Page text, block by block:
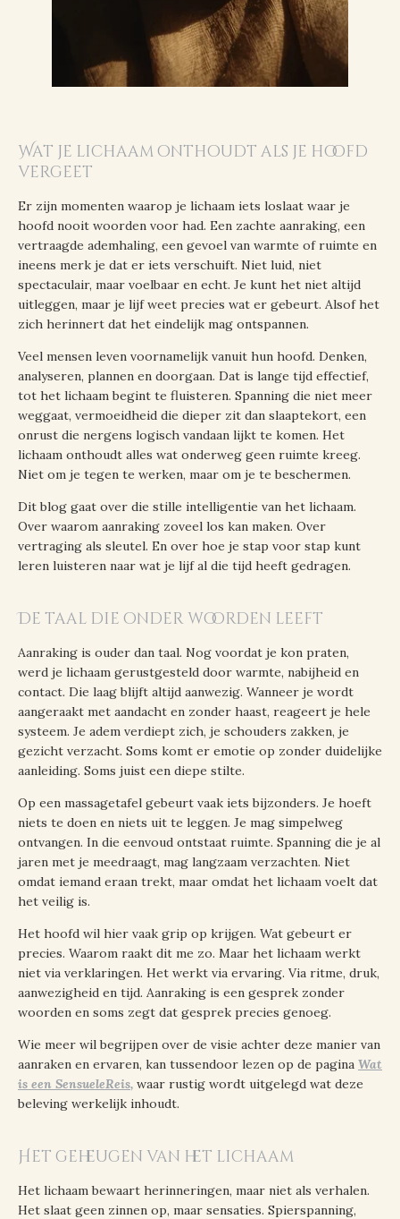
Wat je lichaam onthoudt als je hoofd
vergeet
Er zijn momenten waarop je lichaam iets loslaat waar je
hoofd nooit woorden voor had. Een zachte aanraking, een
vertraagde ademhaling, een gevoel van warmte of ruimte en
ineens merk je dat er iets verschuift. Niet luid, niet
spectaculair, maar voelbaar en echt. Je kunt het niet altijd
uitleggen, maar je lijf weet precies wat er gebeurt. Alsof het
zich herinnert dat het eindelijk mag ontspannen.
Veel mensen leven voornamelijk vanuit hun hoofd. Denken,
analyseren, plannen en doorgaan. Dat is lange tijd effectief,
tot het lichaam begint te fluisteren. Spanning die niet meer
weggaat, vermoeidheid die dieper zit dan slaaptekort, een
onrust die nergens logisch vandaan lijkt te komen. Het
lichaam onthoudt alles wat onderweg geen ruimte kreeg.
Niet om je tegen te werken, maar om je te beschermen.
Dit blog gaat over die stille intelligentie van het lichaam.
Over waarom aanraking zoveel los kan maken. Over
vertraging als sleutel. En over hoe je stap voor stap kunt
leren luisteren naar wat je lijf al die tijd heeft gedragen.
De taal die onder woorden leeft
Aanraking is ouder dan taal. Nog voordat je kon praten,
werd je lichaam gerustgesteld door warmte, nabijheid en
contact. Die laag blijft altijd aanwezig. Wanneer je wordt
aangeraakt met aandacht en zonder haast, reageert je hele
systeem. Je adem verdiept zich, je schouders zakken, je
gezicht verzacht. Soms komt er emotie op zonder duidelijke
aanleiding. Soms juist een diepe stilte.
Op een massagetafel gebeurt vaak iets bijzonders. Je hoeft
niets te doen en niets uit te leggen. Je mag simpelweg
ontvangen. In die eenvoud ontstaat ruimte. Spanning die je al
jaren met je meedraagt, mag langzaam verzachten. Niet
omdat iemand eraan trekt, maar omdat het lichaam voelt dat
het veilig is.
Het hoofd wil hier vaak grip op krijgen. Wat gebeurt er
precies. Waarom raakt dit me zo. Maar het lichaam werkt
niet via verklaringen. Het werkt via ervaring. Via ritme, druk,
aanwezigheid en tijd. Aanraking is een gesprek zonder
woorden en soms zegt dat gesprek precies genoeg.
Wie meer wil begrijpen over de visie achter deze manier van
aanraken en ervaren, kan tussendoor lezen op de pagina Wat
is een SensueleReis, waar rustig wordt uitgelegd wat deze
beleving werkelijk inhoudt.
Het geheugen van het lichaam
Het lichaam bewaart herinneringen, maar niet als verhalen.
Het slaat geen zinnen op, maar sensaties. Spierspanning,